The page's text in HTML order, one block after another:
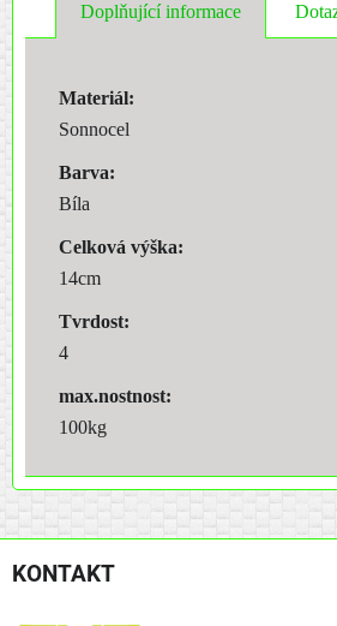
Doplňující informace
Materiál:
Sonnocel
Barva:
Bíla
Celková výška:
14cm
Tvrdost:
4
max.nostnost:
100kg
KONTAKT